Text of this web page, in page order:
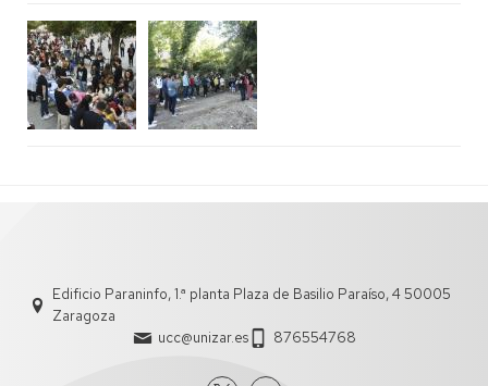
Edificio Paraninfo, 1.ª planta Plaza de Basilio Paraíso, 4 50005
Zaragoza
ucc@unizar.es
876554768